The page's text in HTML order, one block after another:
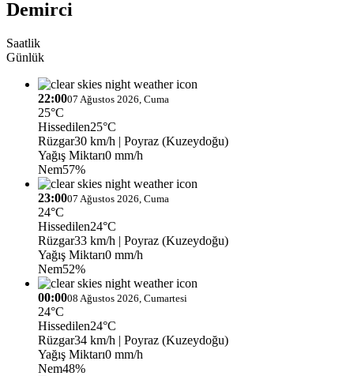
Demirci
Saatlik
Günlük
22:0007 Ağustos 2026, Cuma
25°C
Hissedilen25°C
Rüzgar30 km/h | Poyraz (Kuzeydoğu)
Yağış Miktarı0 mm/h
Nem57%
23:0007 Ağustos 2026, Cuma
24°C
Hissedilen24°C
Rüzgar33 km/h | Poyraz (Kuzeydoğu)
Yağış Miktarı0 mm/h
Nem52%
00:0008 Ağustos 2026, Cumartesi
24°C
Hissedilen24°C
Rüzgar34 km/h | Poyraz (Kuzeydoğu)
Yağış Miktarı0 mm/h
Nem48%